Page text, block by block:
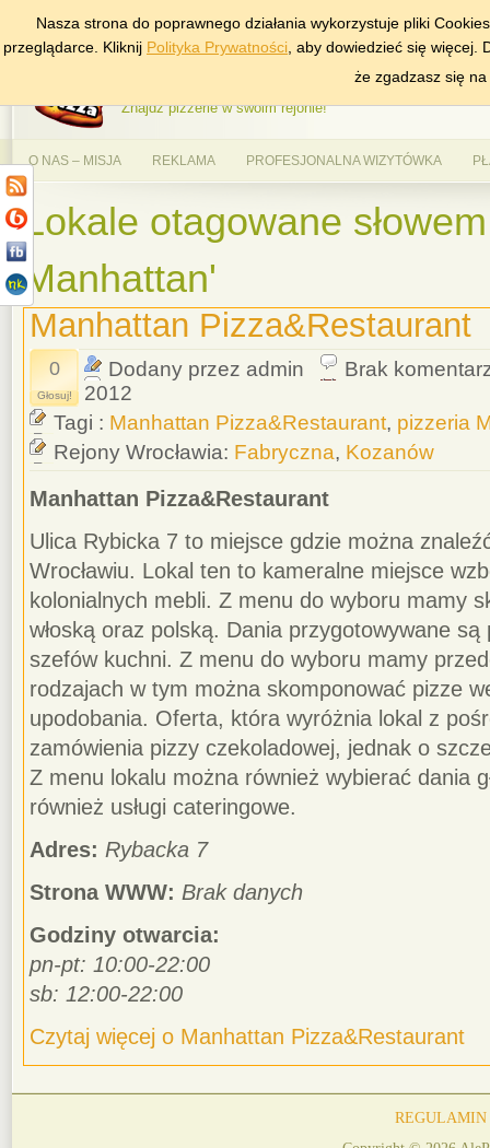
DODAJ NAS DO ULUBIONYCH ZNAJDŹ
AlePizza.com –
Znajdź pizzerie w swoim rejonie!
O NAS – MISJA REKLAMA PROFESJONALNA WIZYTÓWKA
Lokale otagowane
Manhattan'
Manhattan Pizza&Restaurant
0
Głosuj!
Dodany przez admin
Brak
2012
Tagi : Manhattan Pizza&Restaurant, pizzeria
Rejony Wrocławia: Fabryczna, Kozanów
Manhattan Pizza&Restaurant
Ulica Rybicka 7 to miejsce gdzie można
Wrocławiu. Lokal ten to kameralne miejsce
kolonialnych mebli. Z menu do wyboru mamy
włoską oraz polską. Dania przygotowywane
szefów kuchni. Z menu do wyboru mamy
rodzajach w tym można skomponować pizze
upodobania. Oferta, która wyróżnia lokal z
zamówienia pizzy czekoladowej, jednak o
Z menu lokalu można również wybierać dania
również usługi cateringowe.
Adres: Rybacka 7
Strona WWW: Brak danych
Godziny otwarcia:
pn-pt: 10:00-22:00
sb: 12:00-22:00
Czytaj więcej o Manhattan Pizza&Restaurant
REGULAMIN
Nasza strona do poprawnego działania wykorzystuje pliki
przeglądarce. Kliknij Polityka Prywatności , aby dowiedzieć się
że zgadzasz się